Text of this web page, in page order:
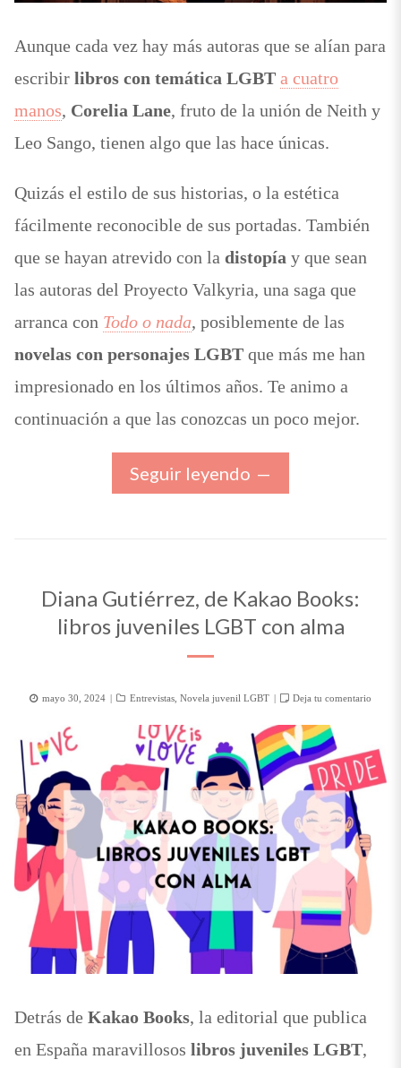
Aunque cada vez hay más autoras que se alían para
escribir libros con temática LGBT a cuatro
manos, Corelia Lane, fruto de la unión de Neith y
Leo Sango, tienen algo que las hace únicas.
Quizás el estilo de sus historias, o la estética
fácilmente reconocible de sus portadas. También
que se hayan atrevido con la distopíay que sean
las autoras del Proyecto Valkyria, una saga que
arranca con Todo o nada, posiblemente de las
novelas con personajes LGBTque más me han
impresionado en los últimos años. Te animo a
continuación a que las conozcas un poco mejor.
Seguir leyendo
Diana Gutiérrez, de Kakao Books:
libros juveniles LGBT con alma
Posted
mayo 30, 2024 Categorías
Entrevistas, Novela juvenil LGBT Deja tu comentario
Detrás de Kakao Books, la editorial que publica
en España maravillosos libros juveniles LGBT,